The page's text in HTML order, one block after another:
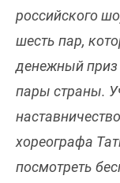
российского
шесть пар,
денежный приз
пары страны.
хореографа
посмотреть